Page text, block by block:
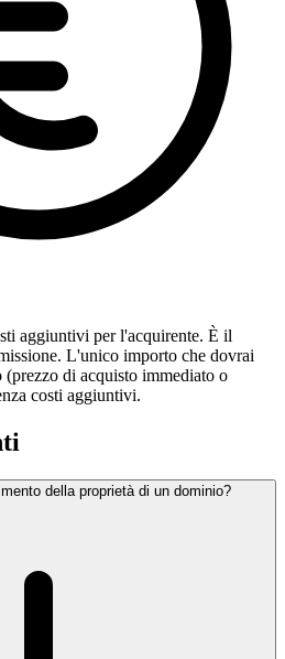
aggiuntivi per l'acquirente. È il
L'unico importo che dovrai
(prezzo di acquisto immediato o
costi aggiuntivi.
della proprietà di un dominio?